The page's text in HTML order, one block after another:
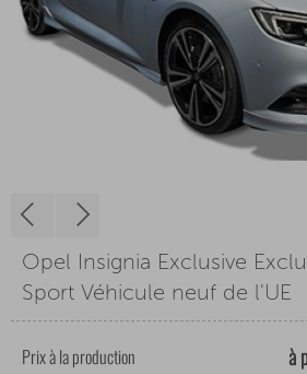
Opel Insignia Exclusive
Sport Véhicule neuf de l'UE
Prix à la production à